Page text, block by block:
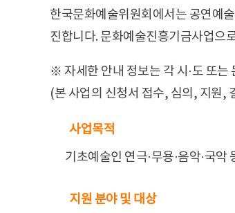
한국문화예술위원회에서는 공연예
진합니다. 문화예술진흥기금사업으
※ 자세한 안내 정보는 각 시·도 또는
(본 사업의 신청서 접수, 심의, 지원,
사업목적
기초예술인 연극·무용·음악·국
지원 분야 및 대상